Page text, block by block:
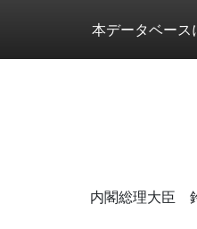
本データベース
内閣総理大臣